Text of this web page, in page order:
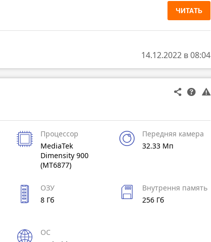
ЧИТАТЬ
14.12.2022 в 08:04
Процессор
MediaTek
Dimensity 900
(MT6877)
Передняя камера
32.33 Мп
ОЗУ
8 Гб
Внутрення память
256 Гб
ОС